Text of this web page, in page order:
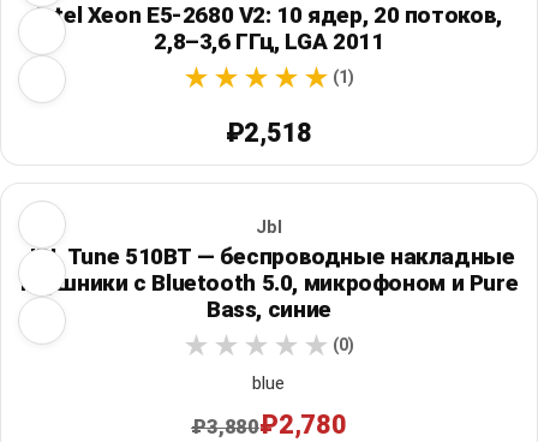
Intel Xeon E5-2680 V2: 10 ядер, 20 потоков,
2,8–3,6 ГГц, LGA 2011
(1)
₽2,518
Jbl
JBL Tune 510BT — беспроводные накладные
наушники с Bluetooth 5.0, микрофоном и Pure
Bass, синие
(0)
blue
₽3,880₽2,780